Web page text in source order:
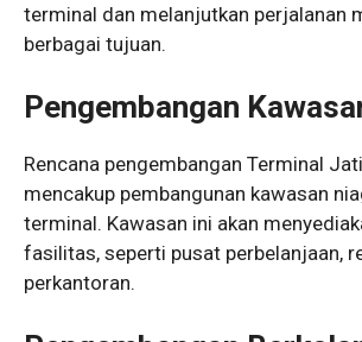
terminal dan melanjutkan perjalanan
berbagai tujuan.
Pengembangan
Rencana pengembangan Terminal
mencakup pembangunan kawasan
terminal. Kawasan ini akan
fasilitas, seperti pusat perbelanjaan,
perkantoran.